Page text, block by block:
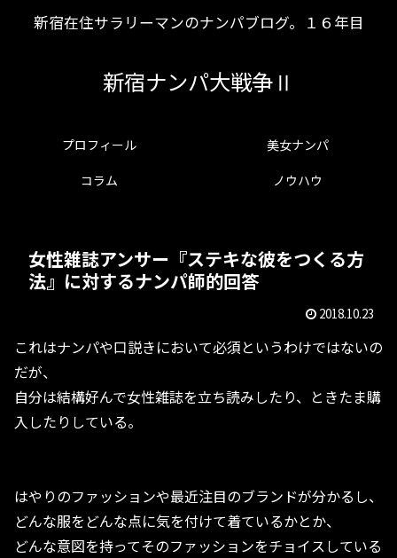
新宿在住サラリーマンのナンパブログ。１６年目
新宿ナンパ大戦争Ⅱ
プロフィール
美女ナンパ
コラム
ノウハウ
女性雑誌アンサー『ステキな彼をつくる方
法』に対するナンパ師的回答
2018.10.23
これはナンパや口説きにおいて必須というわけではないの
だが、
自分は結構好んで女性雑誌を立ち読みしたり、ときたま購
入したりしている。
はやりのファッションや最近注目のブランドが分かるし、
どんな服をどんな点に気を付けて着ているかとか、
どんな意図を持ってそのファッションをチョイスしている